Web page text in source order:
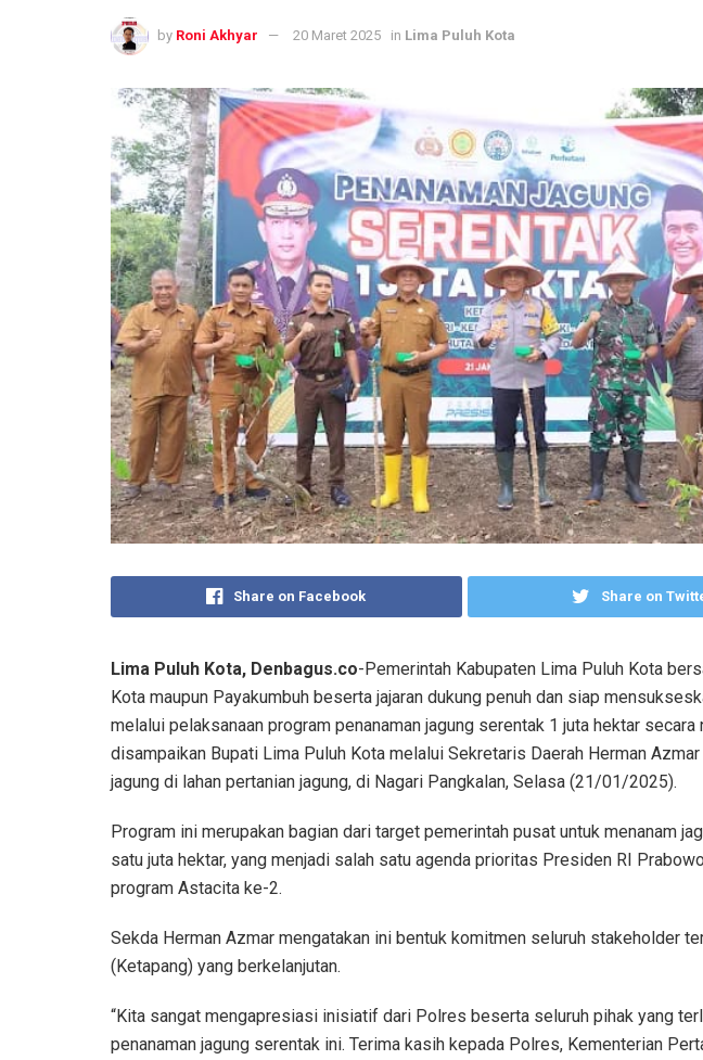
by Roni Akhyar 20 Maret 2025 in Lima Puluh Kota
Share on Facebook Share on
Lima Puluh Kota, Denbagus.co-Pemerintah Kabupaten Lima Puluh Kota
Kota maupun Payakumbuh beserta jajaran dukung penuh dan siap
melalui pelaksanaan program penanaman jagung serentak 1 juta hektar
disampaikan Bupati Lima Puluh Kota melalui Sekretaris Daerah Herman
jagung di lahan pertanian jagung, di Nagari Pangkalan, Selasa (21/01/2025).
Program ini merupakan bagian dari target pemerintah pusat untuk menanam
satu juta hektar, yang menjadi salah satu agenda prioritas Presiden RI
program Astacita ke-2.
Sekda Herman Azmar mengatakan ini bentuk komitmen seluruh stakeholder
(Ketapang) yang berkelanjutan.
“Kita sangat mengapresiasi inisiatif dari Polres beserta seluruh pihak yang
penanaman jagung serentak ini. Terima kasih kepada Polres, Kementerian